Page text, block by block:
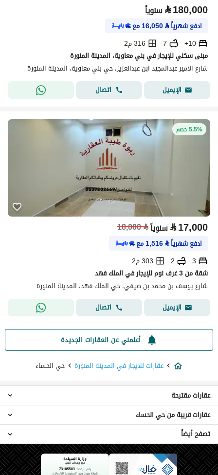
⃁180,000 سنوياً
ادفع شهرياً⃁
16,050مع
10+
7
316 م2
مبنى سكني للإيجار في بني معاوية، المدينة المنورة
شارع الامير عبدالمجيد ابن عبدالعزيز، حي بني معاوية، المدينة المنورة
الإيميل
اتصال
5.5% خصم
⃁17,000 سنوياً⃁
18,000
ادفع شهرياً⃁
1,516مع
3
2
303 م2
شقة من 3 غرف نوم للإيجار في الملك فهد
شارع يوسف بن محمد بن صيفي، حي الملك فهد، المدينة المنورة
الإيميل
اتصال
أعلمني عن العقارات الجديدة
عقارات للايجار في المدينة المنورة
حي الحساء
عقارات استوديو للايجار في حي الحساء
عقارات 4 غرف نوم للايجار في حي الحساء
شقق للايجار في حي الحساء
فلل للايجار في حي الحساء
عقارات مقترحة
عقارات حي الحديقة
عقارات حي الجابرة
عقارات حي القصواء
عقارات حي العصبة
عقارات قريبة من حي الحساء
عقارات للبيع في حي الحساء
تصفح أيضاً